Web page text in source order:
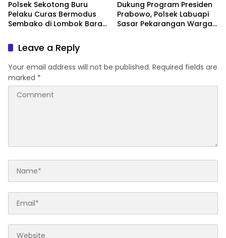
Polsek Sekotong Buru
Pelaku Curas Bermodus
Sembako di Lombok Barat,
Hoaks
Dukung Program Presiden
Prabowo, Polsek Labuapi
Sasar Pekarangan Warga
Leave a Reply
Your email address will not be published. Required fields are
marked *